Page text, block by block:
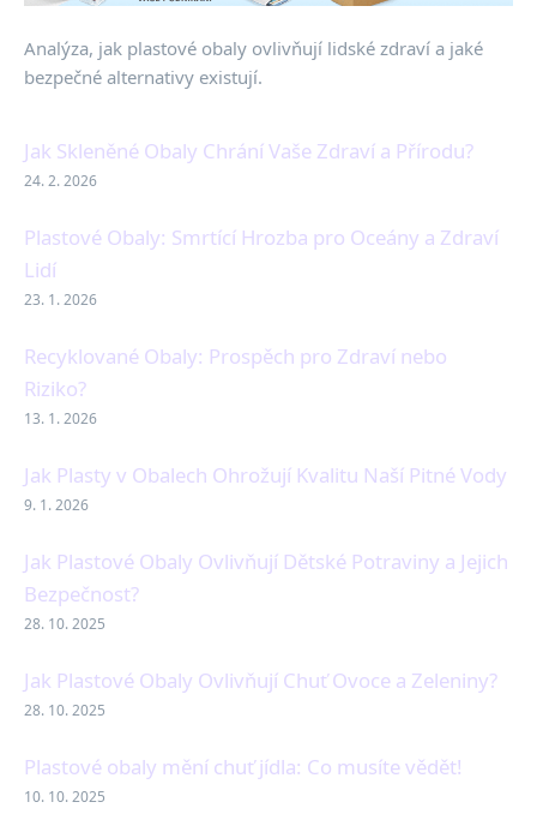
Analýza, jak plastové obaly ovlivňují lidské zdraví a jaké
bezpečné alternativy existují.
Jak Skleněné Obaly Chrání Vaše Zdraví a Přírodu?
24. 2. 2026
Plastové Obaly: Smrtící Hrozba pro Oceány a Zdraví
Lidí
23. 1. 2026
Recyklované Obaly: Prospěch pro Zdraví nebo
Riziko?
13. 1. 2026
Jak Plasty v Obalech Ohrožují Kvalitu Naší Pitné Vody
9. 1. 2026
Jak Plastové Obaly Ovlivňují Dětské Potraviny a Jejich
Bezpečnost?
28. 10. 2025
Jak Plastové Obaly Ovlivňují Chuť Ovoce a Zeleniny?
28. 10. 2025
Plastové obaly mění chuť jídla: Co musíte vědět!
10. 10. 2025